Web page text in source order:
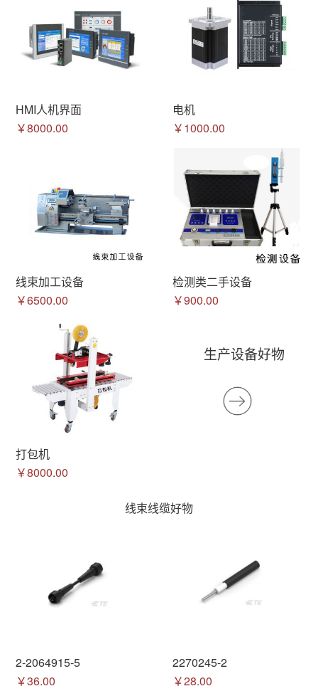
HMI人机界面
￥8000.00
电机
￥1000.00
线束加工设备
￥6500.00
检测类二手设备
￥900.00
打包机
￥8000.00
生产设备好物
线束线缆好物
2-2064915-5
￥36.00
2270245-2
￥28.00